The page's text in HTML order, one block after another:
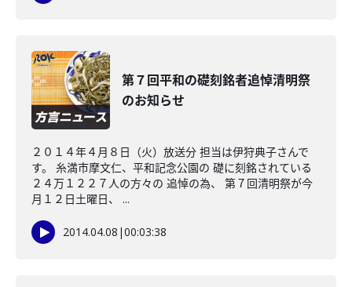
第７回平和の礎刻銘者追悼清明祭
のお知らせ
２０１４年４月８日（火）放送分 担当は伊狩典子さんで
す。 糸満市摩文仁、平和記念公園の 礎に刻銘されている
２４万１２２７人の方々の 追悼の為、 第７回清明祭が今
月１２日土曜日、 ...
2014.04.08 |00:03:38